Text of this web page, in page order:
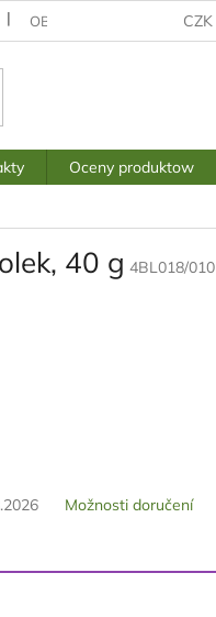
OBCHODNÍ PODMÍNKYCZK
Oceny produktow
40 g 4BL018/010
Možnosti doručení